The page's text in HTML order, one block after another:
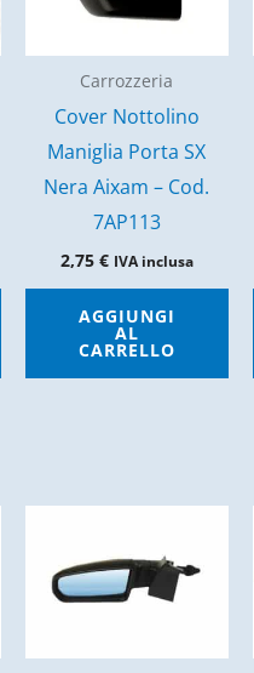
Carrozzeria
Cover Nottolino
Maniglia Porta SX
Nera Aixam – Cod.
7AP113
2,75 € IVA inclusa
AGGIUNGI
AL
CARRELLO